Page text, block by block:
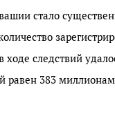
стало
следствий
равен 383